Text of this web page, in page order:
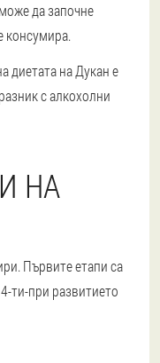
да започне
консумира.
диетата на Дукан е
с алкохолни
НА
Първите етапи са
ти-при развитието